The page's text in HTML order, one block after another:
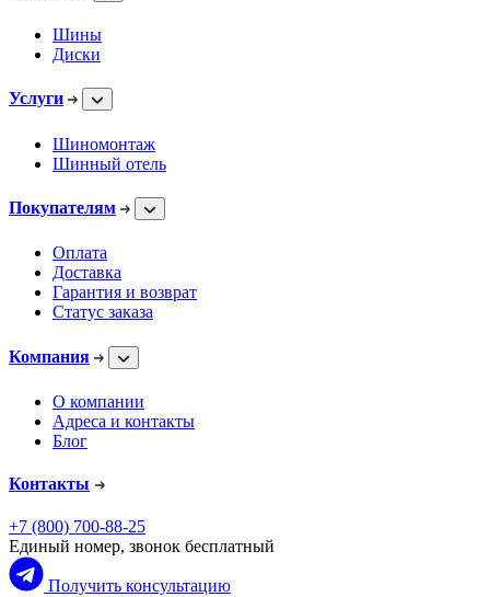
Шины
Диски
Услуги
Шиномонтаж
Шинный отель
Покупателям
Оплата
Доставка
Гарантия и возврат
Статус заказа
Компания
О компании
Адреса и контакты
Блог
Контакты
+7 (800) 700-88-25
Единый номер, звонок бесплатный
Получить консультацию